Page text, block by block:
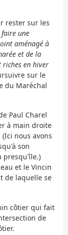
rester sur les
une
aménagé à
et de la
riches en hiver
sur le
du Maréchal
Paul Charel
à main droite
nous avons
son
presqu'île.)
et le Vincin
de laquelle se
côtier qui fait
de